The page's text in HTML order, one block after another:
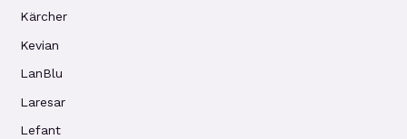
Kärcher
Kevian
LanBlu
Laresar
Lefant